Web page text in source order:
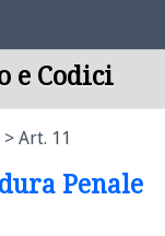
e Codici
Art. 11
Penale